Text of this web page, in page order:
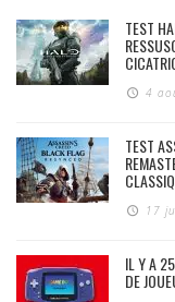
TEST
4
TEST
17
IL Y A
DE